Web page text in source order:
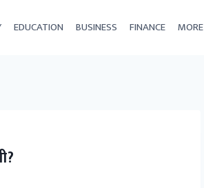
EDUCATION BUSINESS FINANCE MORE